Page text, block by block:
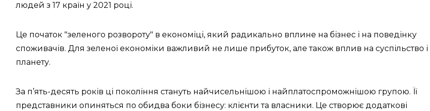
людей з 17 країн у 2021 році.
Це початок "зеленого розвороту" в економіці, який радикально вплине на бізнес і на поведінку
споживачів. Для зеленої економіки важливий не лише прибуток, але також вплив на суспільство і
планету.
За п’ять-десять років ці покоління стануть найчисельнішою і найплатоспроможнішою групою. Її
представники опиняться по обидва боки бізнесу: клієнти та власники. Це створює додаткові